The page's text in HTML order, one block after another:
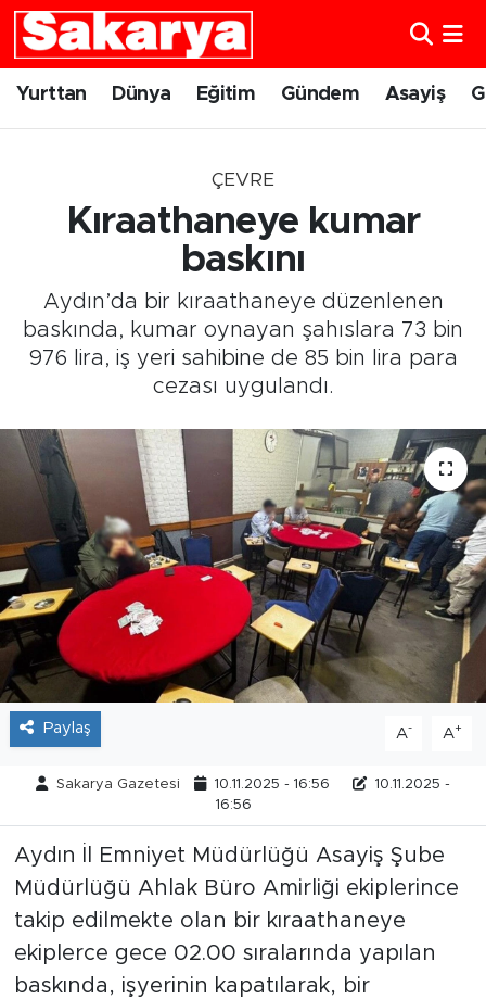
Yurttan Dünya Eğitim Gündem Asayiş
ÇEVRE
Kıraathaneye kumar
baskını
Aydın’da bir kıraathaneye düzenlenen
baskında, kumar oynayan şahıslara 73 bin
976 lira, iş yeri sahibine de 85 bin lira para
cezası uygulandı.
Paylaş A- A+
Sakarya Gazetesi 10.11.2025 - 16:56
10.11.2025 -
16:56
Aydın İl Emniyet Müdürlüğü Asayiş Şube
Müdürlüğü Ahlak Büro Amirliği ekiplerince
takip edilmekte olan bir kıraathaneye
ekiplerce gece 02.00 sıralarında yapılan
baskında, işyerinin kapatılarak, bir
Yurttan
Eskişehirspor
Spor
Kültür Sanat
Tarihçe
Resmi İlanlar
Söyleşi
Foto Şaka
Teknoloji
Eskişehir Nöbetçi Eczaneler
Eskişehir Namaz Vakitleri
Eskişehir Trafik Yoğunluk Haritası
Süper Lig Puan Durumu ve Fikstür
Tüm Manşetler
Haber Arşivi